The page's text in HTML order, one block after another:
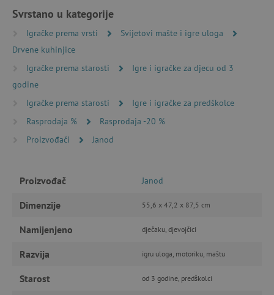
Svrstano u kategorije
Igračke prema vrsti
Svijetovi mašte i igre uloga
Drvene kuhinjice
Igračke prema starosti
Igre i igračke za djecu od 3
godine
Igračke prema starosti
Igre i igračke za predškolce
Rasprodaja %
Rasprodaja -20 %
Proizvođači
Janod
Proizvođač Janod
Dimenzije 55,6 x 47,2 x 87,5 cm
Namijenjeno dječaku, djevojčici
Razvija igru uloga, motoriku, maštu
Starost od 3 godine, predškolci
Ciljanost
Funkcionalnost
funkcionalnost internetske stranice, kao što su
računa. Internetsku stranicu ne možete
potrebnih kolačića.
CookieScriptConsent